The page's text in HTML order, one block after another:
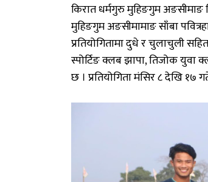
किरातधर्मगुरुमुहिङगुमअङसीमाङ
मुहिङगुमअङसीमामाङसाँबा
प्रतियोगितामादुधेर चुलाचुलीसहित
स्पोर्टिङक्लबझापा,तिजोकयुवा
छ । प्रतियोगितामंसिर८देखि१७